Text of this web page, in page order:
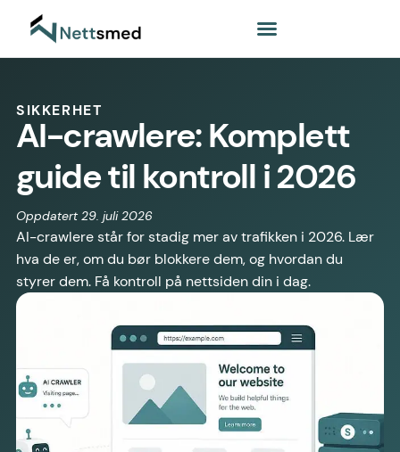
SIKKERHET
AI-crawlere: Komplett
guide til kontroll i 2026
Oppdatert 29. juli 2026
AI-crawlere står for stadig mer av trafikken i 2026. Lær
hva de er, om du bør blokkere dem, og hvordan du
styrer dem. Få kontroll på nettsiden din i dag.